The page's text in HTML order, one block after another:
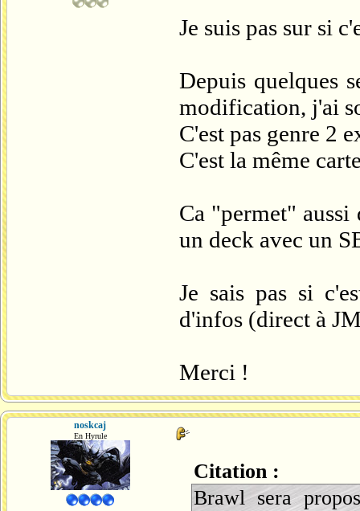
Je suis pas sur si
Depuis quelques
modification, j'ai
C'est pas genre 2
C'est la même
Ca "permet"
un deck avec un
Je sais pas si
d'infos (direct à
Merci !
noskcaj
En Hyrule
Citation :
Brawl sera